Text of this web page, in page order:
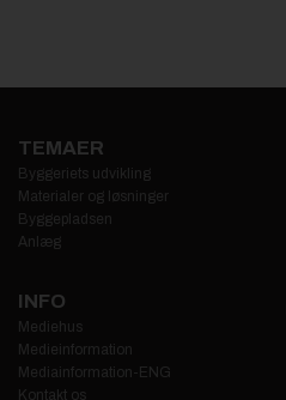
TEMAER
Byggeriets udvikling
Materialer og løsninger
Byggepladsen
Anlæg
INFO
Mediehus
Medieinformation
Mediainformation-ENG
Kontakt os